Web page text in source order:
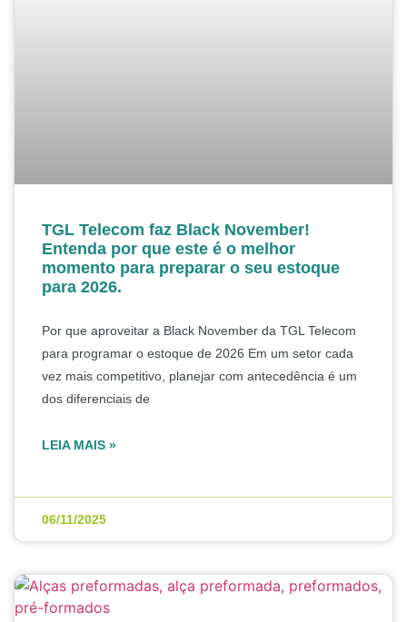
TGL Telecom faz Black November!
Entenda por que este é o melhor
momento para preparar o seu estoque
para 2026.
Por que aproveitar a Black November da TGL Telecom
para programar o estoque de 2026 Em um setor cada
vez mais competitivo, planejar com antecedência é um
dos diferenciais de
LEIA MAIS »
06/11/2025